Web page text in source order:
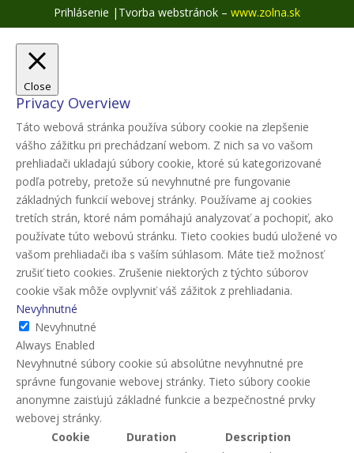
Prihlásenie | Tvorba webstránok – www.zolna.sk
Close
Privacy Overview
Táto webová stránka používa súbory cookie na zlepšenie
vášho zážitku pri prechádzaní webom. Z nich sa vo vašom
prehliadači ukladajú súbory cookie, ktoré sú kategorizované
podľa potreby, pretože sú nevyhnutné pre fungovanie
základných funkcií webovej stránky. Používame aj cookies
tretích strán, ktoré nám pomáhajú analyzovať a pochopiť, ako
používate túto webovú stránku. Tieto cookies budú uložené vo
vašom prehliadači iba s vaším súhlasom. Máte tiež možnosť
zrušiť tieto cookies. Zrušenie niektorých z týchto súborov
cookie však môže ovplyvniť váš zážitok z prehliadania.
Nevyhnutné
Nevyhnutné
Always Enabled
Nevyhnutné súbory cookie sú absolútne nevyhnutné pre
správne fungovanie webovej stránky. Tieto súbory cookie
anonymne zaisťujú základné funkcie a bezpečnostné prvky
webovej stránky.
Cookie
Duration
Description